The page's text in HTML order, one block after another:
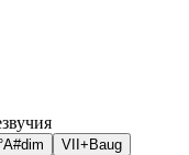
A#dim VII+ Baug